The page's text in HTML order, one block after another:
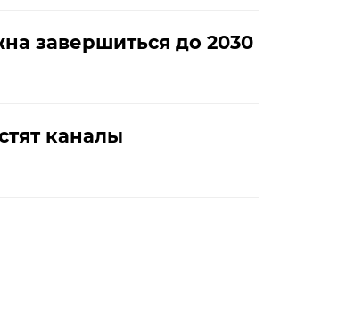
завершиться до 2030
каналы